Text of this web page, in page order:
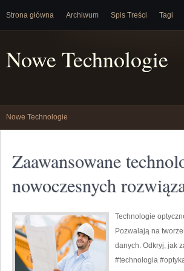
Strona główna Archiwum Spis Treści Tagi
Nowe Technologie
Nowe Technologie
Zaawansowane
nowoczesnych
Technologie
Pozwalają na
danych. Odkryj, jak
#technologia